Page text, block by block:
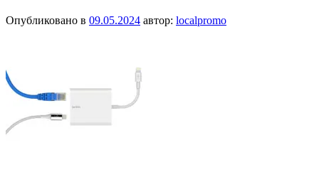
Опубликовано в 09.05.2024 автор: localpromo